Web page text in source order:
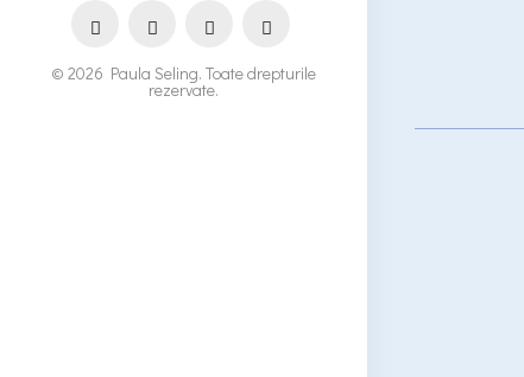
© 2026 Paula Seling. Toate drepturile
rezervate.